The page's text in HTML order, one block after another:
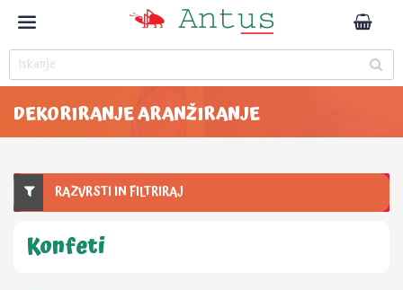
DEKORIRANJE ARANŽIRANJE
RAZVRSTI IN FILTRIRAJ
Konfeti